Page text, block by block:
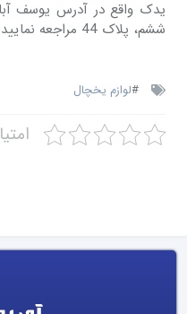
یدک واقع در آدرس یوسف
ششم، پلاک 44 مراجعه نمایید.
#لوازم یخچال